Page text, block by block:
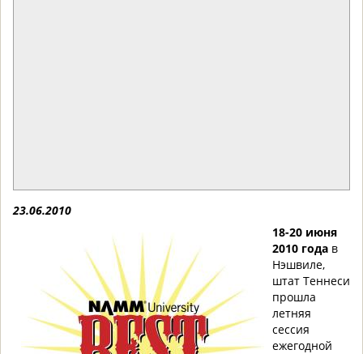
23.06.2010
18-20 июня
2010 года в
Нэшвиле,
штат Теннеси
прошла
летняя
сессия
ежегодной